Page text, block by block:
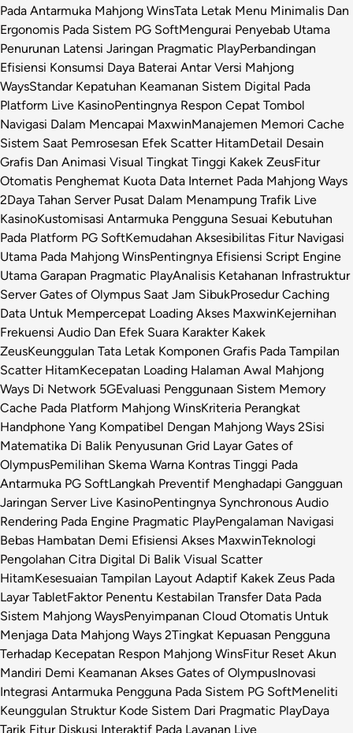
Pada Antarmuka Mahjong WinsTata Letak Menu Minimalis Dan
Ergonomis Pada Sistem PG SoftMengurai Penyebab Utama
Penurunan Latensi Jaringan Pragmatic PlayPerbandingan
Efisiensi Konsumsi Daya Baterai Antar Versi Mahjong
WaysStandar Kepatuhan Keamanan Sistem Digital Pada
Platform Live KasinoPentingnya Respon Cepat Tombol
Navigasi Dalam Mencapai MaxwinManajemen Memori Cache
Sistem Saat Pemrosesan Efek Scatter HitamDetail Desain
Grafis Dan Animasi Visual Tingkat Tinggi Kakek ZeusFitur
Otomatis Penghemat Kuota Data Internet Pada Mahjong Ways
2Daya Tahan Server Pusat Dalam Menampung Trafik Live
KasinoKustomisasi Antarmuka Pengguna Sesuai Kebutuhan
Pada Platform PG SoftKemudahan Aksesibilitas Fitur Navigasi
Utama Pada Mahjong WinsPentingnya Efisiensi Script Engine
Utama Garapan Pragmatic PlayAnalisis Ketahanan Infrastruktur
Server Gates of Olympus Saat Jam SibukProsedur Caching
Data Untuk Mempercepat Loading Akses MaxwinKejernihan
Frekuensi Audio Dan Efek Suara Karakter Kakek
ZeusKeunggulan Tata Letak Komponen Grafis Pada Tampilan
Scatter HitamKecepatan Loading Halaman Awal Mahjong
Ways Di Network 5GEvaluasi Penggunaan Sistem Memory
Cache Pada Platform Mahjong WinsKriteria Perangkat
Handphone Yang Kompatibel Dengan Mahjong Ways 2Sisi
Matematika Di Balik Penyusunan Grid Layar Gates of
OlympusPemilihan Skema Warna Kontras Tinggi Pada
Antarmuka PG SoftLangkah Preventif Menghadapi Gangguan
Jaringan Server Live KasinoPentingnya Synchronous Audio
Rendering Pada Engine Pragmatic PlayPengalaman Navigasi
Bebas Hambatan Demi Efisiensi Akses MaxwinTeknologi
Pengolahan Citra Digital Di Balik Visual Scatter
HitamKesesuaian Tampilan Layout Adaptif Kakek Zeus Pada
Layar TabletFaktor Penentu Kestabilan Transfer Data Pada
Sistem Mahjong WaysPenyimpanan Cloud Otomatis Untuk
Menjaga Data Mahjong Ways 2Tingkat Kepuasan Pengguna
Terhadap Kecepatan Respon Mahjong WinsFitur Reset Akun
Mandiri Demi Keamanan Akses Gates of OlympusInovasi
Integrasi Antarmuka Pengguna Pada Sistem PG SoftMeneliti
Keunggulan Struktur Kode Sistem Dari Pragmatic PlayDaya
Tarik Fitur Diskusi Interaktif Pada Layanan Live